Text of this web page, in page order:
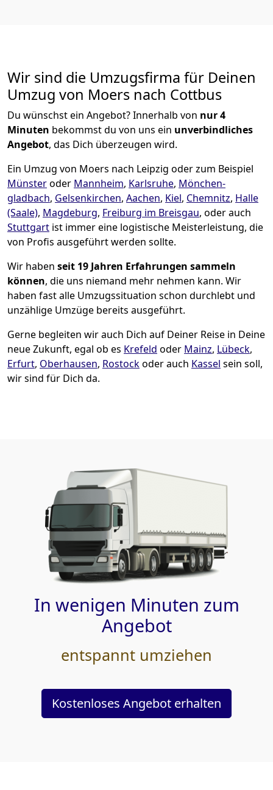
Wir sind die Umzugsfirma für Deinen
Umzug von Moers nach Cottbus
Du wünschst ein Angebot? Innerhalb von nur 4
Minuten bekommst du von uns ein unverbindliches
Angebot, das Dich überzeugen wird.
Ein Umzug von Moers nach Leipzig oder zum Beispiel
Münsteroder Mannheim, Karlsruhe, Mönchen­
gladbach, Gelsenkirchen, Aachen, Kiel, Chemnitz, Halle
(Saale), Magdeburg, Freiburg im Breisgau, oder auch
Stuttgart ist immer eine logistische Meisterleistung, die
von Profis ausgeführt werden sollte.
Wir haben seit 19 Jahren Erfahrungen sammeln
können, die uns niemand mehr nehmen kann. Wir
haben fast alle Umzugssituation schon durchlebt und
unzählige Umzüge bereits ausgeführt.
Gerne begleiten wir auch Dich auf Deiner Reise in Deine
neue Zukunft, egal ob es Krefeld oder Mainz, Lübeck,
Erfurt, Oberhausen, Rostockoder auch Kassel sein soll,
wir sind für Dich da.
In wenigen Minuten zum
Angebot
entspannt umziehen
Kostenloses Angebot erhalten